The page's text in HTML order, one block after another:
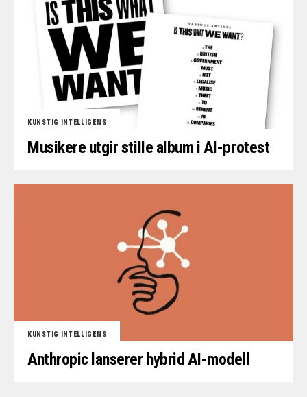
KUNSTIG INTELLIGENS
Musikere utgir stille album i AI-protest
KUNSTIG INTELLIGENS
Anthropic lanserer hybrid AI-modell